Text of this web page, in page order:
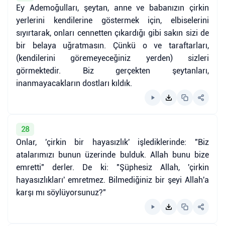
Ey Ademoğulları, şeytan, anne ve babanızın çirkin
yerlerini kendilerine göstermek için, elbiselerini
sıyırtarak, onları cennetten çıkardığı gibi sakın sizi de
bir belaya uğratmasın. Çünkü o ve taraftarları,
(kendilerini göremeyeceğiniz yerden) sizleri
görmektedir. Biz gerçekten şeytanları,
inanmayacakların dostları kıldık.
28
Onlar, 'çirkin bir hayasızlık' işlediklerinde: "Biz
atalarımızı bunun üzerinde bulduk. Allah bunu bize
emretti" derler. De ki: "Şüphesiz Allah, 'çirkin
hayasızlıkları' emretmez. Bilmediğiniz bir şeyi Allah'a
karşı mı söylüyorsunuz?"